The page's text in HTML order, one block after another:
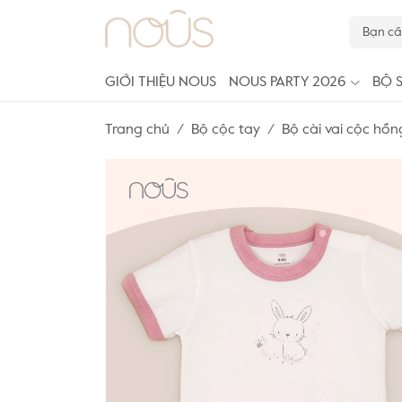
GIỚI THIỆU NOUS NOUS PARTY 2026 BỘ
Trang chủ Bộ cộc tay Bộ cài vai cộc